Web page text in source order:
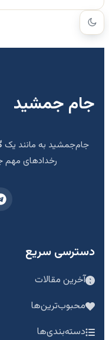
جام جمشید
جام‌جمشید به مانند یک
رخدادهای مهم
دسترسی سریع
آخرین مقالات
محبوب‌ترین‌ها
دسته‌بندی‌ها